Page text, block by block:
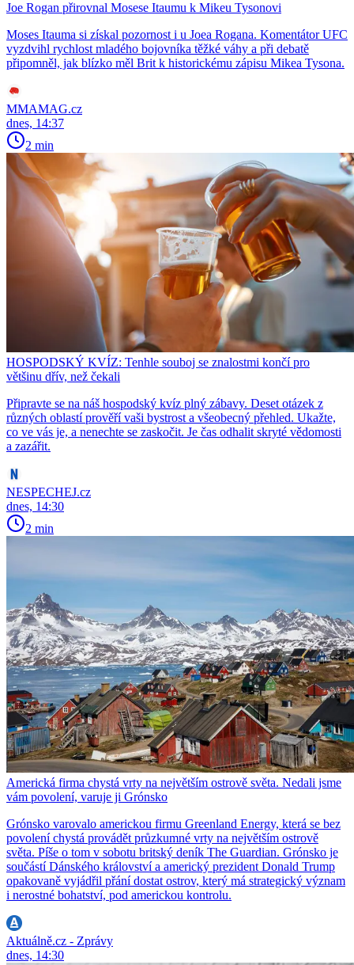
Joe Rogan přirovnal Mosese Itaumu k Mikeu Tysonovi
Moses Itauma si získal pozornost i u Joea Rogana. Komentátor UFC
vyzdvihl rychlost mladého bojovníka těžké váhy a při debatě
připomněl, jak blízko měl Brit k historickému zápisu Mikea Tysona.
MMAMAG.cz
dnes, 14:37
2 min
HOSPODSKÝ KVÍZ: Tenhle souboj se znalostmi končí pro
většinu dřív, než čekali
Připravte se na náš hospodský kvíz plný zábavy. Deset otázek z
různých oblastí prověří vaši bystrost a všeobecný přehled. Ukažte,
co ve vás je, a nenechte se zaskočit. Je čas odhalit skryté vědomosti
a zazářit.
NESPECHEJ.cz
dnes, 14:30
2 min
Americká firma chystá vrty na největším ostrově světa. Nedali jsme
vám povolení, varuje ji Grónsko
Grónsko varovalo americkou firmu Greenland Energy, která se bez
povolení chystá provádět průzkumné vrty na největším ostrově
světa. Píše o tom v sobotu britský deník The Guardian. Grónsko je
součástí Dánského království a americký prezident Donald Trump
opakovaně vyjádřil přání dostat ostrov, který má strategický význam
i nerostné bohatství, pod americkou kontrolu.
Aktuálně.cz - Zprávy
dnes, 14:30